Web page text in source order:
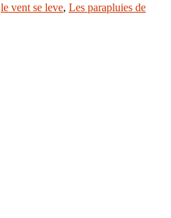
le vent se leve, Les parapluies de